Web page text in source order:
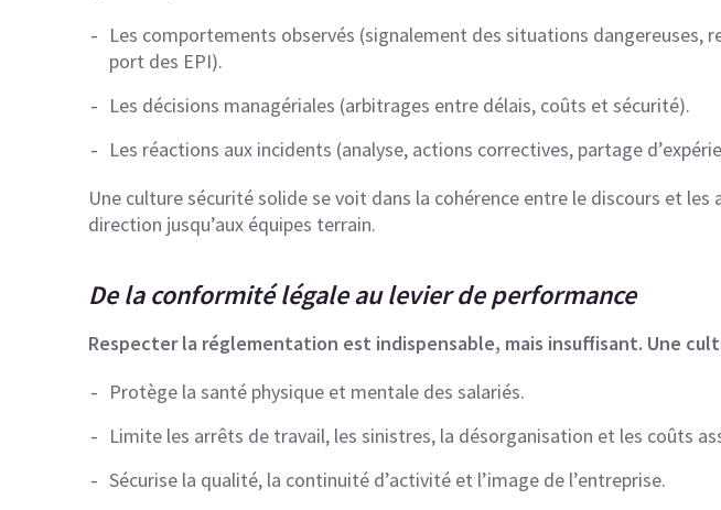
Les comportements observés (signalement des situations dangereuses,
port des EPI).
Les décisions managériales (arbitrages entre délais, coûts et sécurité).
Les réactions aux incidents (analyse, actions correctives, partage
Une culture sécurité solide se voit dans la cohérence entre le discours et les
direction jusqu’aux équipes terrain.
De la conformité légale au levier de performance
Respecter la réglementation est indispensable, mais insuffisant. Une
Protège la santé physique et mentale des salariés.
Limite les arrêts de travail, les sinistres, la désorganisation et les coûts
Sécurise la qualité, la continuité d’activité et l’image de l’entreprise.